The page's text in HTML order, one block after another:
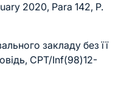
2020, Para 142, P.
закладу без її
CPT/Inf(98)12-